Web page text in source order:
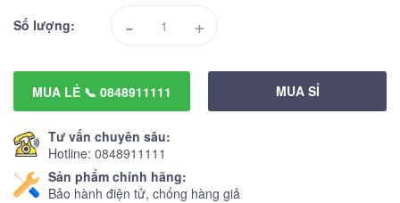
Số lượng: - +
MUA LẺ 📞 0848911111 MUA SỈ
Tư vấn chuyên sâu:
Hotline: 0848911111
Sản phẩm chính hãng:
Bảo hành điện tử, chống hàng giả